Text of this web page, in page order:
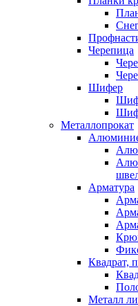
Черепица
Шифер
Металлопрокат
Арматура
Квадрат,
Металл